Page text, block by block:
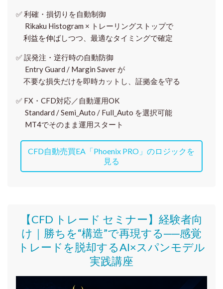
✅利確・損切りを自動制御
Rikaku Histogram × トレーリングストップで
利益を伸ばしつつ、最適なタイミングで確定
✅誤発注・逆行時の自動防御
Entry Guard / Margin Saver が
不要な損失だけを即時カットし、証拠金を守る
✅ FX・CFD対応／自動運用OK
Standard / Semi_Auto / Full_Auto を選択可能
MT4でそのまま運用スタート
CFD自動売買EA「Phoenix PRO」のロジックを
見る
【CFD トレード セミナー】 経験者向
け｜ 勝ちを“構造”で再現する──感覚
トレードを脱却するAI×スパンモデル
実践講座